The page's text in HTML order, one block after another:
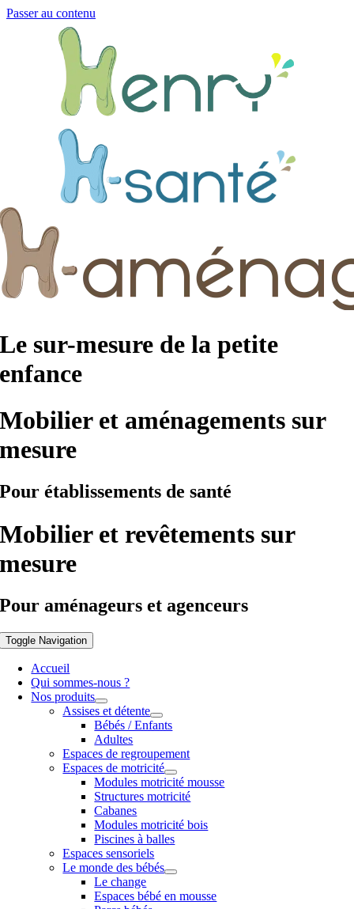
Passer au contenu
Le sur-mesure de la petite
enfance
Mobilier et aménagements sur
mesure
Pour établissements de santé
Mobilier et revêtements sur
mesure
Pour aménageurs et agenceurs
Toggle Navigation
Accueil
Qui sommes-nous ?
Nos produits
Assises et détente
Bébés / Enfants
Adultes
Espaces de regroupement
Espaces de motricité
Modules motricité mousse
Structures motricité
Cabanes
Modules motricité bois
Piscines à balles
Espaces sensoriels
Le monde des bébés
Le change
Espaces bébé en mousse